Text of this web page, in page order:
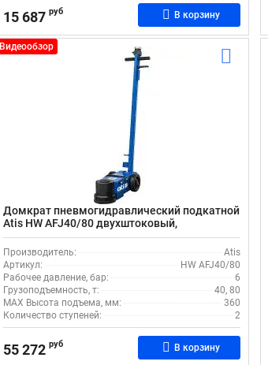
15 687 руб В корзину
Видеообзор
Домкрат пневмогидравлический подкатной
Atis HW AFJ40/80 двухштоковый,
грузоподъемностью 40-80т
Производитель:
Atis
Артикул:
HW AFJ40/80
Рабочее давление, бар:
6
Грузоподъемность, т:
40, 80
MAX Высота подъема, мм:
360
Количество ступеней:
2
55 272 руб В корзину